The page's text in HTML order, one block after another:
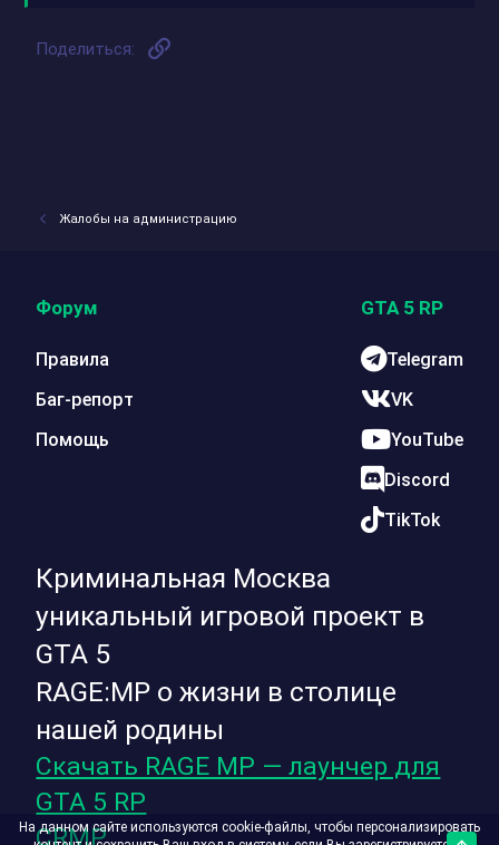
Поделиться:
Жалобы на администрацию
Криминальная Москва
уникальный игровой проект в
GTA 5
RAGE:MP о жизни в столице
нашей родины
Скачать RAGE MP — лаунчер для
GTA 5 RP
CRMP
Форум
Правила
Баг-репорт
Помощь
GTA 5 RP
Telegram
VK
YouTube
Discord
TikTok
На данном сайте используются cookie-файлы, чтобы персонализировать